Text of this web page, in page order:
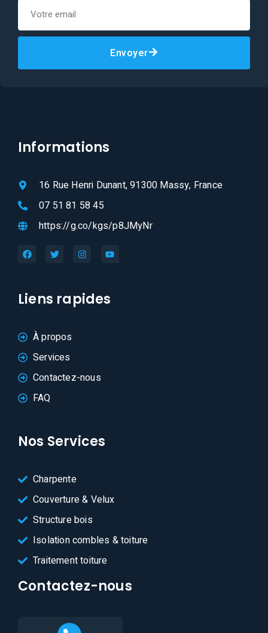
Envoyer
Informations
16 Rue Henri Dunant, 91300 Massy, France
07 51 81 58 45
https://g.co/kgs/p8JMyNr
Liens rapides
À propos
Services
Contactez-nous
FAQ
Nos Services
Charpente
Couverture & Velux
Structure bois
Isolation combles & toiture
Traitement toiture
Contactez-nous